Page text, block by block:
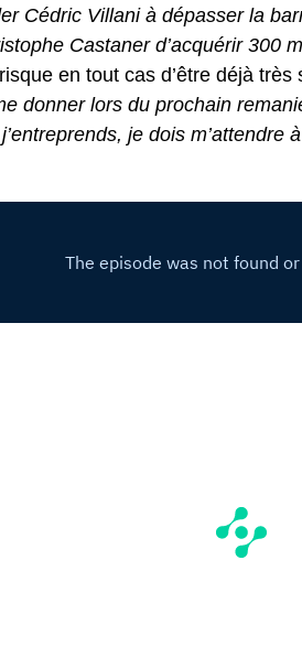
Cédric Villani à dépasser la
Castaner d’acquérir 300
en tout cas d’être déjà très
donner lors du prochain
je dois m’attendre